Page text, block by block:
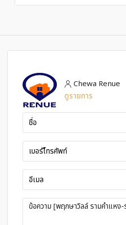
Chewa Renue
ดูรายการ